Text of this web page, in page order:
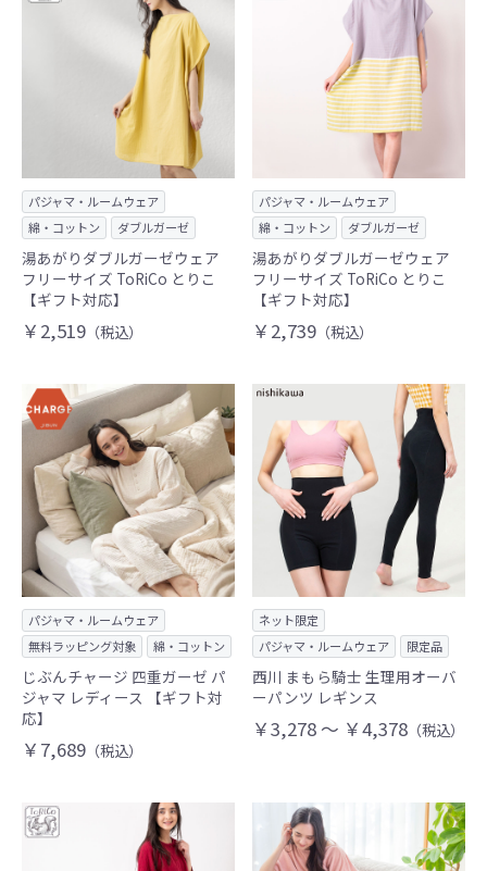
パジャマ・ルームウェア
綿・コットン
ダブルガーゼ
湯あがりダブルガーゼウェア
フリーサイズ ToRiCo とりこ
【ギフト対応】
￥2,519 （税込）
パジャマ・ルームウェア
綿・コットン
ダブルガーゼ
湯あがりダブルガーゼウェア
フリーサイズ ToRiCo とりこ
【ギフト対応】
￥2,739 （税込）
パジャマ・ルームウェア
無料ラッピング対象
綿・コットン
じぶんチャージ 四重ガーゼ パ
ジャマ レディース 【ギフト対
応】
￥7,689 （税込）
ネット限定
パジャマ・ルームウェア
限定品
西川 まもら騎士 生理用オーバ
ーパンツ レギンス
￥3,278 ～ ￥4,378 （税込）